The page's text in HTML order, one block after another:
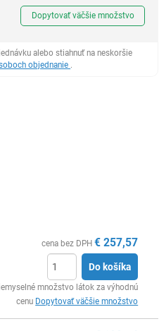
Dopytovať väčšie množstvo
alebo stiahnuť na neskoršie
objednanie .
cena bez DPH € 257,57
Do košíka
množstvo látok za výhodnú
cenu Dopytovať väčšie množstvo